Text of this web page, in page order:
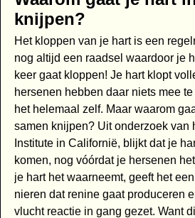
knijpen?
Het kloppen van je hart is een
nog altijd een raadsel waardoor je
keer gaat kloppen! Je hart klopt
hersenen hebben daar niets mee
het helemaal zelf. Maar waarom
samen knijpen? Uit onderzoek van
Institute in Californië, blijkt dat je
komen, nog vóórdat je hersenen
je hart het waarneemt, geeft het
nieren dat renine gaat produceren
vlucht reactie in gang gezet. Want